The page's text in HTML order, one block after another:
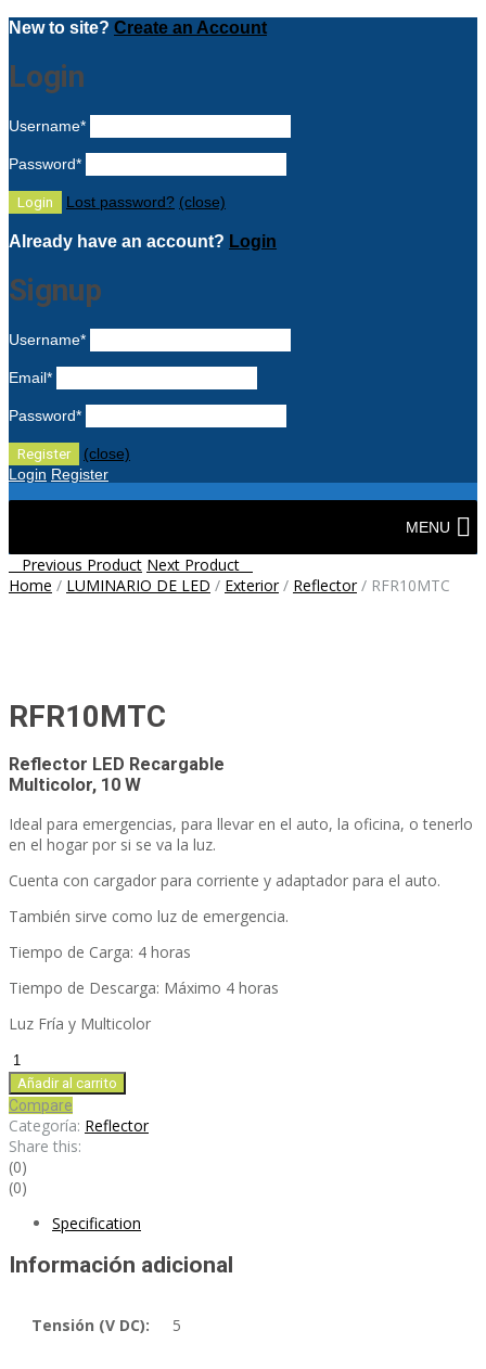
New to site? Create an Account
Login
Username*
Password*
Lost password? (close)
Already have an account? Login
Signup
Username*
Email*
Password*
(close)
Login Register
Skip
MENU
Post
navigation
Previous Product Next Product
Home / LUMINARIO DE LED / Exterior/ Reflector/ RFR10MTC
RFR10MTC
Reflector LED Recargable
Multicolor, 10 W
Ideal para emergencias, para llevar en el auto, la oficina, o tenerlo
en el hogar por si se va la luz.
Cuenta con cargador para corriente y adaptador para el auto.
También sirve como luz de emergencia.
Tiempo de Carga: 4 horas
Tiempo de Descarga: Máximo 4 horas
Luz Fría y Multicolor
RFR10MTC
cantidad
Añadir al carrito
Compare
Categoría: Reflector
Share this:
(0)
(0)
Specification
Información adicional
Tensión (V DC): 5